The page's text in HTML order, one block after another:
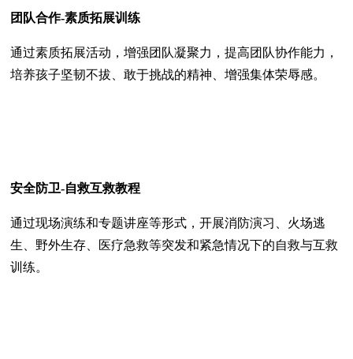
团队合作-素质拓展训练
通过素质拓展活动，增强团队凝聚力，提高团队协作能力，
培养孩子坚韧不拔、敢于挑战的精神、增强集体荣辱感。
安全防卫-自救互救教程
通过现场演练和专题讲座等形式，开展消防演习、火场逃
生、野外生存、医疗急救等突发和紧急情况下的自救与互救
训练。